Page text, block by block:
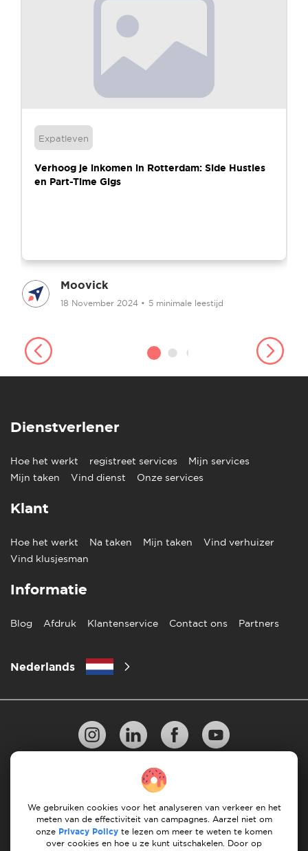
Expatleven
Verhoog je inkomen in Rotterdam: Side Hustles
en Part-Time Gigs
Moovick
18 November 2024 • 5 minimale leestijd
Dienstverlener
Hoe het werkt registreet services
Mijn services
Mijn taken
Vind dienst Onze services
Klant
Hoe het werkt Na taken Mijn taken
Vind verhuizer
Vind klusjesman
Informatie
Blog Afdruk Klantenservice Contact ons Partners
Nederlands
10 regels voor succesvol verhuizen
Richtlijnen voor betaling Algemene Voorwaarden
Annuleren & terugbetalingen
We gebruiken cookies voor het analyseren van verkeer en het
meten van de effectiviteit van campagnes. Aarzel niet om
onze Privacy Policy te lezen om meer te weten te komen
over cookies en hoe u ze kunt uitschakelen. Door op